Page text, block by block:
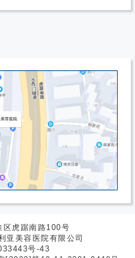
区虎踞南路100号
亚美容医院有限公司
号-43